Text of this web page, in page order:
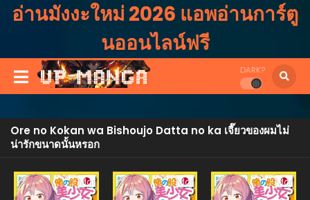
อ่านมังงะใหม่ 2026 แอพอ่านการ์ตู
นออนไลน์ฟรี
DARK?
Ore no Kokan wa Bishoujo Datta no ka เจี๊ยวของผมไม่
น่ารักขนาดนั้นหรอก
Manga Manga Manga